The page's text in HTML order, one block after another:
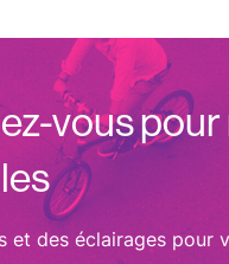
vous
et des éclairages